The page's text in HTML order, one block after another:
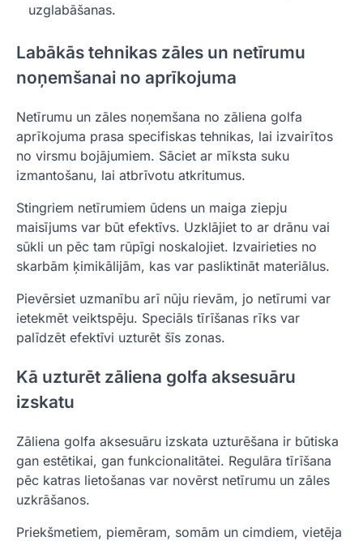
uzglabāšanas.
Labākās tehnikas zāles un netīrumu
noņemšanai no aprīkojuma
Netīrumu un zāles noņemšana no zāliena golfa
aprīkojuma prasa specifiskas tehnikas, lai izvairītos
no virsmu bojājumiem. Sāciet ar mīksta suku
izmantošanu, lai atbrīvotu atkritumus.
Stingriem netīrumiem ūdens un maiga ziepju
maisījums var būt efektīvs. Uzklājiet to ar drānu vai
sūkli un pēc tam rūpīgi noskalojiet. Izvairieties no
skarbām ķimikālijām, kas var pasliktināt materiālus.
Pievērsiet uzmanību arī nūju rievām, jo netīrumi var
ietekmēt veiktspēju. Speciāls tīrīšanas rīks var
palīdzēt efektīvi uzturēt šīs zonas.
Kā uzturēt zāliena golfa aksesuāru
izskatu
Zāliena golfa aksesuāru izskata uzturēšana ir būtiska
gan estētikai, gan funkcionalitātei. Regulāra tīrīšana
pēc katras lietošanas var novērst netīrumu un zāles
uzkrāšanos.
Priekšmetiem, piemēram, somām un cimdiem, vietēja